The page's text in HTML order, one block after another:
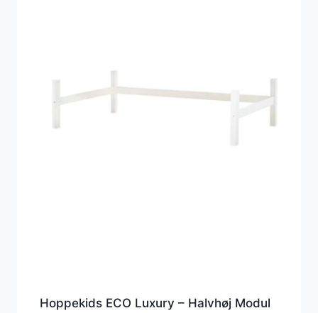
Hoppekids ECO Luxury – Halvhøj Modul